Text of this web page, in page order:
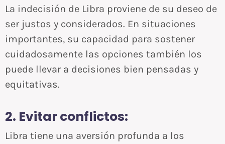
La indecisión de Libra proviene de su deseo de
ser justos y considerados. En situaciones
importantes, su capacidad para sostener
cuidadosamente las opciones también los
puede llevar a decisiones bien pensadas y
equitativas.
2. Evitar conflictos:
Libra tiene una aversión profunda a los